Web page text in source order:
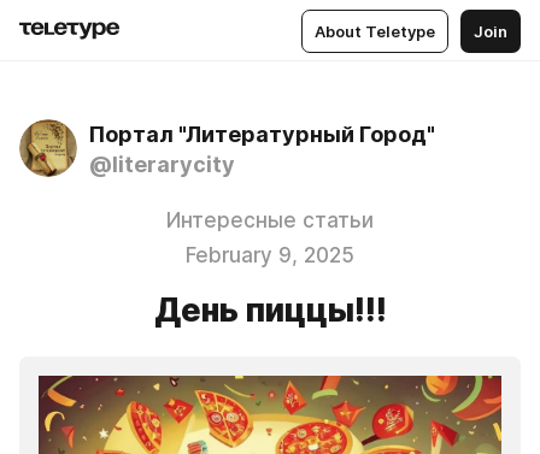
About Teletype Join
Портал "Литературный Город"
@literarycity
Интересные статьи
February 9, 2025
День пиццы!!!